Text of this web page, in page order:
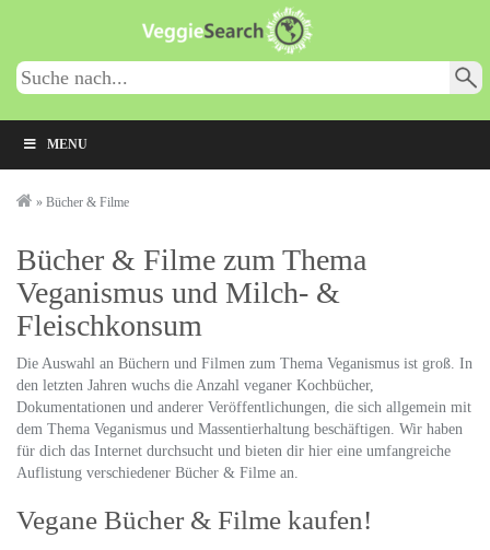
content
MENU
» Bücher & Filme
Bücher & Filme zum Thema
Veganismus und Milch- &
Fleischkonsum
Die Auswahl an Büchern und Filmen zum Thema Veganismus ist groß. In
den letzten Jahren wuchs die Anzahl veganer Kochbücher,
Dokumentationen und anderer Veröffentlichungen, die sich allgemein mit
dem Thema Veganismus und Massentierhaltung beschäftigen. Wir haben
für dich das Internet durchsucht und bieten dir hier eine umfangreiche
Auflistung verschiedener Bücher & Filme an.
Vegane Bücher & Filme kaufen!